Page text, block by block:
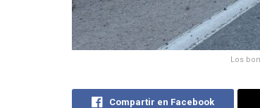
Los
Compartir en Facebook